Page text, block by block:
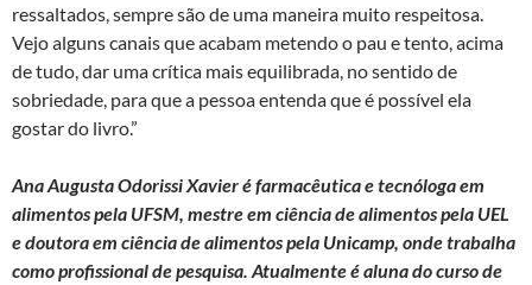
ressaltados, sempre são de uma maneira muito respeitosa.
Vejo alguns canais que acabam metendo o pau e tento, acima
de tudo, dar uma crítica mais equilibrada, no sentido de
sobriedade, para que a pessoa entenda que é possível ela
gostar do livro.”
Ana Augusta Odorissi Xavier é farmacêutica e tecnóloga em
alimentos pela UFSM, mestre em ciência de alimentos pela UEL
e doutora em ciência de alimentos pela Unicamp, onde trabalha
como profissional de pesquisa. Atualmente é aluna do curso de